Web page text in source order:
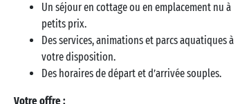
Un séjour en cottage ou en emplacement nu à
petits prix.
Des services, animations et parcs aquatiques à
votre disposition.
Des horaires de départ et d’arrivée souples.
Votre offre :